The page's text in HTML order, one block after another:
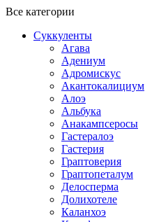
Все категории
Суккуленты
Агава
Адениум
Адромискус
Акантокалициум
Алоэ
Альбука
Анакампсеросы
Гастералоэ
Гастерия
Граптоверия
Граптопеталум
Делосперма
Долихотеле
Каланхоэ